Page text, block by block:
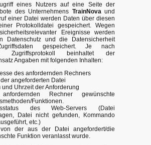
eines Nutzers auf eine Seite der
des Unternehmens TrainNovaund
einer Datei werden Daten über diesen
Protokolldatei gespeichert. Wegen
Ereignisse werden
Datenschutz und die Datensicherheit
gespeichert. Je nach
Zugriffsprotokoll beinhaltet der
Angaben mit folgenden Inhalten:
des anfordernden Rechners
angeforderten Datei
und Uhrzeit der Anforderung
Rechner gewünschte
Funktionen.
des Web-Servers (Datei
Datei nicht gefunden, Kommando
etc.)
der aus der Datei angefordert/die
Funktion veranlasst wurde.